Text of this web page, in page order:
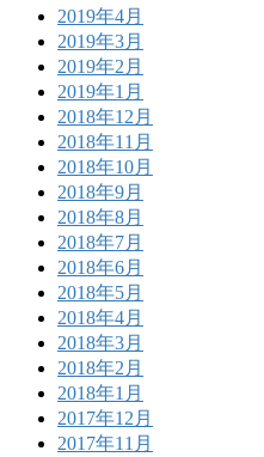
2019年4月
2019年3月
2019年2月
2019年1月
2018年12月
2018年11月
2018年10月
2018年9月
2018年8月
2018年7月
2018年6月
2018年5月
2018年4月
2018年3月
2018年2月
2018年1月
2017年12月
2017年11月